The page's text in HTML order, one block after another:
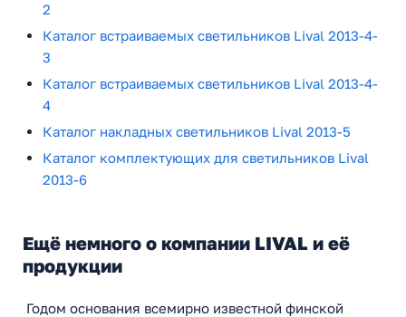
2
Каталог встраиваемых светильников Lival 2013-4-
3
Каталог встраиваемых светильников Lival 2013-4-
4
Каталог накладных светильников Lival 2013-5
Каталог комплектующих для светильников Lival
2013-6
Ещё немного о компании LIVAL и её
продукции
Годом основания всемирно известной финской